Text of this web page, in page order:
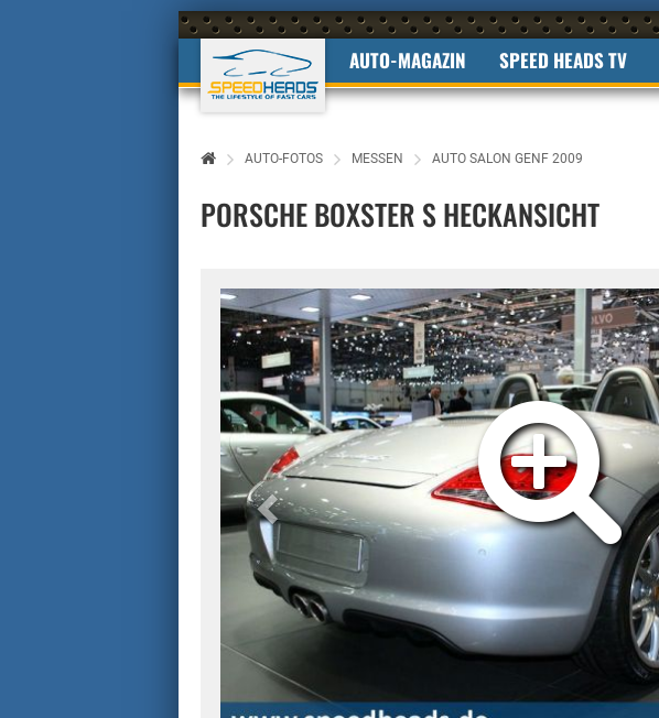
AUTO-MAGAZIN SPEED HEADS TV
AUTO-FOTOS MESSEN AUTO SALON GENF 2009
PORSCHE BOXSTER S HECKANSICHT